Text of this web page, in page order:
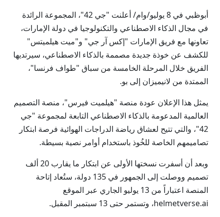
أبوظبي في 8 يوليو/وام/ أعلنت "جي 42"، المجموعة الرائدة
في مجال الذكاء الاصطناعي والتكنولوجيا في دولة الإمارات،
تعاونها مع فريق الإمارات "إكس آر جي" و"ميت هيلميتس"
للكشف عن خوذة جديدة مصممة بالذكاء الاصطناعي، سيرتديها
الفريق خلال المرحلة الخامسة من سباق "طواف فرنسا"،
الممتدة من لانيميزان إلى بو.
يمثل هذا الإعلان عودة منصة "هيلميت فيرس"، منصة التصميم
العالمية المدعومة بالذكاء الاصطناعي التابعة لمجموعة "جي
42"، والتي تتيح لعشاق رياضة الدراجات الهوائية فرصة ابتكار
تصاميمهم الخاصة للخُوذ باستخدام أوامر نصية بسيطة.
وبعد أن أسفرت نسختها الأولى عن ابتكار ما يقارب 20 ألف
تصميم ووصلت إلى الجمهور في 135 دولة، ستُعاد إتاحة
المنصة اعتباراً من 13 يوليو الجاري عبر الموقع
helmetverse.ai، وتستمر حتى 13 سبتمبر المقبل.